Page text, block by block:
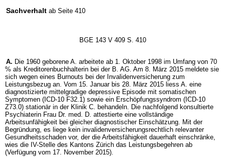
Sachverhalt ab Seite 410
BGE 143 V 409 S. 410
A. Die 1960 geborene A. arbeitete ab 1. Oktober 1998 im Umfang von 70
% als Kreditorenbuchhalterin bei der B. AG. Am 8. März 2015 meldete sie
sich wegen eines Burnouts bei der Invalidenversicherung zum
Leistungsbezug an. Vom 15. Januar bis 28. März 2015 liess A. eine
diagnostizierte mittelgradige depressive Episode mit somatischen
Symptomen (ICD-10 F32.1) sowie ein Erschöpfungssyndrom (ICD-10
Z73.0) stationär in der Klinik C. behandeln. Die nachfolgend konsultierte
Psychiaterin Frau Dr. med. D. attestierte eine vollständige
Arbeitsunfähigkeit bei gleicher diagnostischer Einschätzung. Mit der
Begründung, es liege kein invalidenversicherungsrechtlich relevanter
Gesundheitsschaden vor, der die Arbeitsfähigkeit dauerhaft einschränke,
wies die IV-Stelle des Kantons Zürich das Leistungsbegehren ab
(Verfügung vom 17. November 2015).